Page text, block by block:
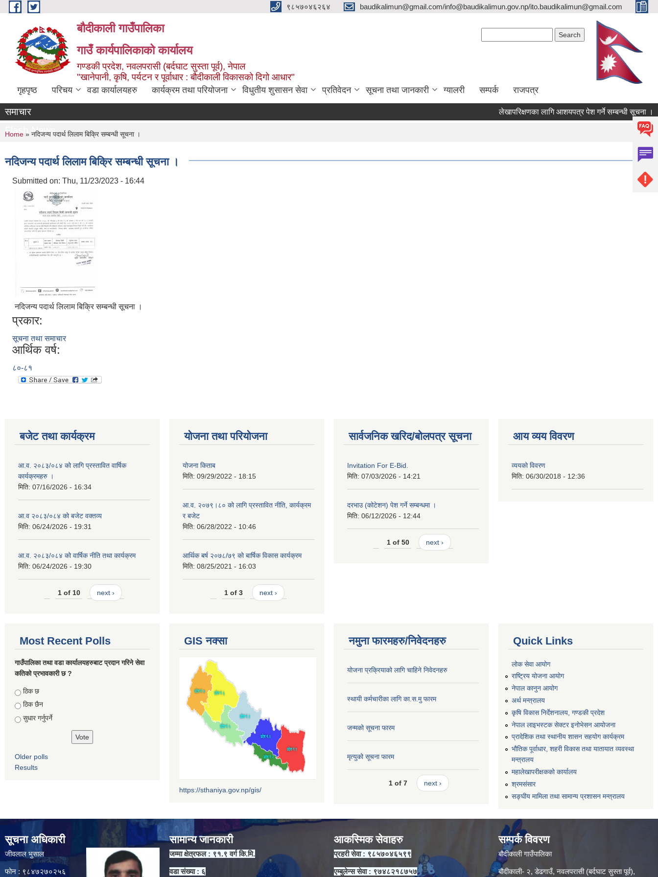
Skip to main content ९८५७०४६२६४ baudikalimun@gmail.com/info@baudikalimun.gov.np/ito.baudikalimun@gmail.com
बौदीकाली गाउँपालिका
गाउँ कार्यपालिकाको कार्यालय
गण्डकी प्रदेश, नवलपरासी (बर्दघाट सुस्ता पूर्व), नेपाल
"खानेपानी, कृषि, पर्यटन र पूर्वाधार : बौदीकाली विकासको दिगो आधार"
गृहपृष्ठ परिचय वडा कार्यालयहरु कार्यक्रम तथा परियोजना विधुतीय शुसासन सेवा प्रतिवेदन सूचना तथा जानकारी ग्यालरी सम्पर्क राजपत्र
समाचार लेखापरिक्षणका लागि आशयपत्र पेश गर्ने सम्बन्धी सूचना ।
Flash News
You are here
Home » नदिजन्य पदार्थ लिलाम बिक्रि सम्बन्धी सूचना ।
नदिजन्य पदार्थ लिलाम बिक्रि सम्बन्धी सूचना ।
Submitted on: Thu, 11/23/2023 - 16:44
नदिजन्य पदार्थ लिलाम बिक्रि सम्बन्धी सूचना ।
प्रकार:
सूचना तथा समाचार
आर्थिक वर्ष:
८०-८१
बजेट तथा कार्यक्रम
आ.व. २०८३/०८४ को लागि प्रस्तावित वार्षिक
कार्यक्रमहरु ।
मिति: 07/16/2026 - 16:34
आ.व २०८३/०८४ को बजेट वक्तव्य
मिति: 06/24/2026 - 19:31
आ.व. २०८३/०८४ को वार्षिक नीति तथा कार्यक्रम
मिति: 06/24/2026 - 19:30
1 of 10 next ›
योजना तथा परियोजना
योजना किताब
मिति: 09/29/2022 - 18:15
आ.व. २०७९।८० को लागि प्रस्तावित नीति, कार्यक्रम
र बजेट
मिति: 06/28/2022 - 10:46
आर्थिक बर्ष २०७८/७९ को बार्षिक विकास कार्यक्रम
मिति: 08/25/2021 - 16:03
1 of 3 next ›
सार्वजनिक खरिद/बोलपत्र सूचना
Invitation For E-Bid.
मिति: 07/03/2026 - 14:21
दरभाउ (कोटेशन) पेश गर्ने सम्बन्धमा ।
मिति: 06/12/2026 - 12:44
1 of 50 next ›
आय व्यय विवरण
व्ययको विवरण
मिति: 06/30/2018 - 12:36
Most Recent Polls
गाउँपालिका तथा वडा कार्यालयहरुबाट प्रदान गरिने सेवा
कतिको प्रभावकारी छ ?
Choices
ठिक छ
ठिक छैन
सुधार गर्नुपर्ने
Older polls
Results
GIS नक्सा
https://sthaniya.gov.np/gis/
नमुना फारमहरु/निवेदनहरु
योजना प्रक्रियाको लागि चाहिने निवेदनहरु
स्थायी कर्मचारीका लागि का.स.मु फारम
जन्मको सूचना फारम
मृत्युको सूचना फारम
1 of 7 next ›
Quick Links
लोक सेवा आयोग
राष्ट्रिय योजना आयोग
नेपाल कानुन आयोग
अर्थ मन्त्रालय
कृषि विकास निर्देशनालय, गण्डकी प्रदेश
नेपाल लाइभस्टक सेक्टर इनोभेसन आयोजना
प्रादेशिक तथा स्थानीय शासन सहयोग कार्यक्रम
भौतिक पूर्वाधार, शहरी विकास तथा यातायात व्यवस्था
मन्त्रालय
महालेखापरीक्षकको कार्यालय
श्रमसंसार
सङ्घीय मामिला तथा सामान्य प्रशासन मन्त्रालय
सूचना अधिकारी
जीवलाल भुसाल
फोन : ९८४७२७०२५६
सामान्य जानकारी
जम्मा क्षेत्रफल : ९१.९ वर्ग कि.मि.
वडा संख्या : ६
आकस्मिक सेवाहरु
प्रहरी सेवा : ९८५७०४६५९९
एम्बुलेन्स सेवा : ९७४८२१८७५७
सम्पर्क विवरण
बौदीकाली गाउँपालिका
बौदीकाली- २, डेढगाउँ, नवलपरासी (बर्दघाट सुस्ता पूर्व),